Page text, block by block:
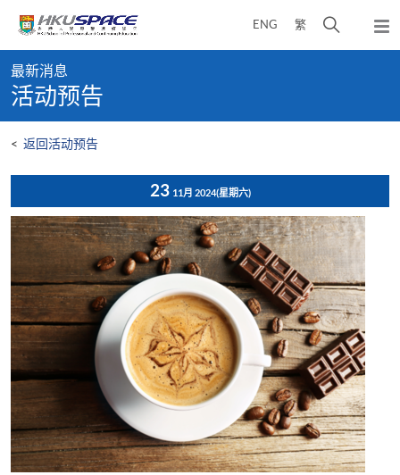
content
ENG 繁
开
弹
出
content
start
最新消息
活动预告
< 返回活动预告
23 11月 2024(星期六)